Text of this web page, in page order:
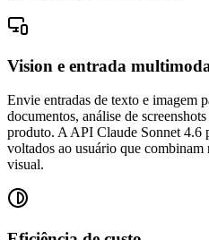
Vision e entrada
Envie entradas de texto e imagem
documentos, análise de
produto. A API Claude Sonnet
voltados ao usuário que
visual.